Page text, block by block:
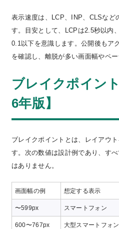
表示速度は、LCP、INP、CLSなど
す。目安として、LCPは2.5秒以内
0.1以下を意識します。公開後もア
を確認し、離脱が多い画面幅やペー
ブレイクポイン
6年版】
ブレイクポイントとは、レイアウ
す。次の数値は設計例であり、す
はありません。
画面幅の例 想定する表示
〜599px スマートフォン
600〜767px 大型スマートフォ